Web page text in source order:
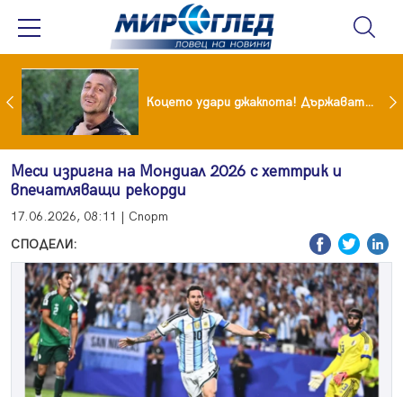
Тишина преди бурята! Защо Саня Армутлиева продължава да мълчи за раздялата с Дара? Коцето удари джакпота! Държавата му плаща 95 000 евро
Меси изригна на Мондиал 2026 с хеттрик и
впечатляващи рекорди
17.06.2026, 08:11 | Спорт
СПОДЕЛИ: